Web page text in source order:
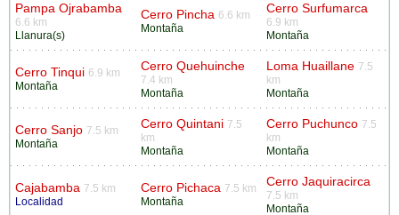
Pampa Ojrabamba
6.6 km
Llanura(s)
Cerro Pincha 6.6 km
Montaña
Cerro Surfumarca
6.9 km
Montaña
Cerro Tinqui 6.9 km
Montaña
Cerro Quehuinche
7.4 km
Montaña
Loma Huaillane 7.5
km
Montaña
Cerro Sanjo 7.5 km
Montaña
Cerro Quintani 7.5
km
Montaña
Cerro Puchunco 7.5
km
Montaña
Cajabamba 7.5 km
Localidad
Cerro Pichaca 7.5 km
Montaña
Cerro Jaquiracirca
7.5 km
Montaña